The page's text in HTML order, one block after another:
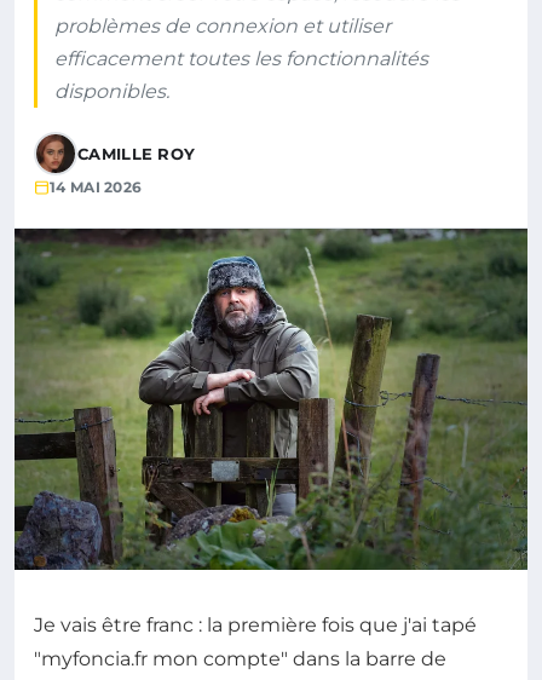
problèmes de connexion et utiliser
efficacement toutes les fonctionnalités
disponibles.
CAMILLE ROY
14 MAI 2026
Je vais être franc : la première fois que j'ai tapé
"myfoncia.fr mon compte" dans la barre de